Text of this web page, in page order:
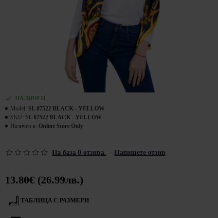
НАЛИЧЕН
Model: SL 07522 BLACK - YELLOW
SKU: SL 07522 BLACK - YELLOW
Наличен в: Online Store Only
На база 0 отзива. - Напишете отзив
13.80€ (26.99лв.)
ТАБЛИЦА С РАЗМЕРИ